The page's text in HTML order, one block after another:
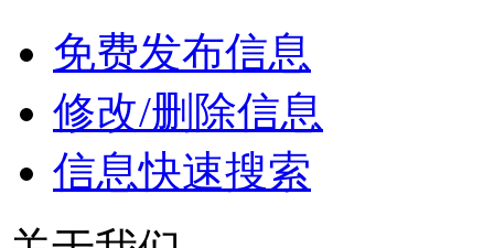
免费发布信息
修改/删除信息
信息快速搜索